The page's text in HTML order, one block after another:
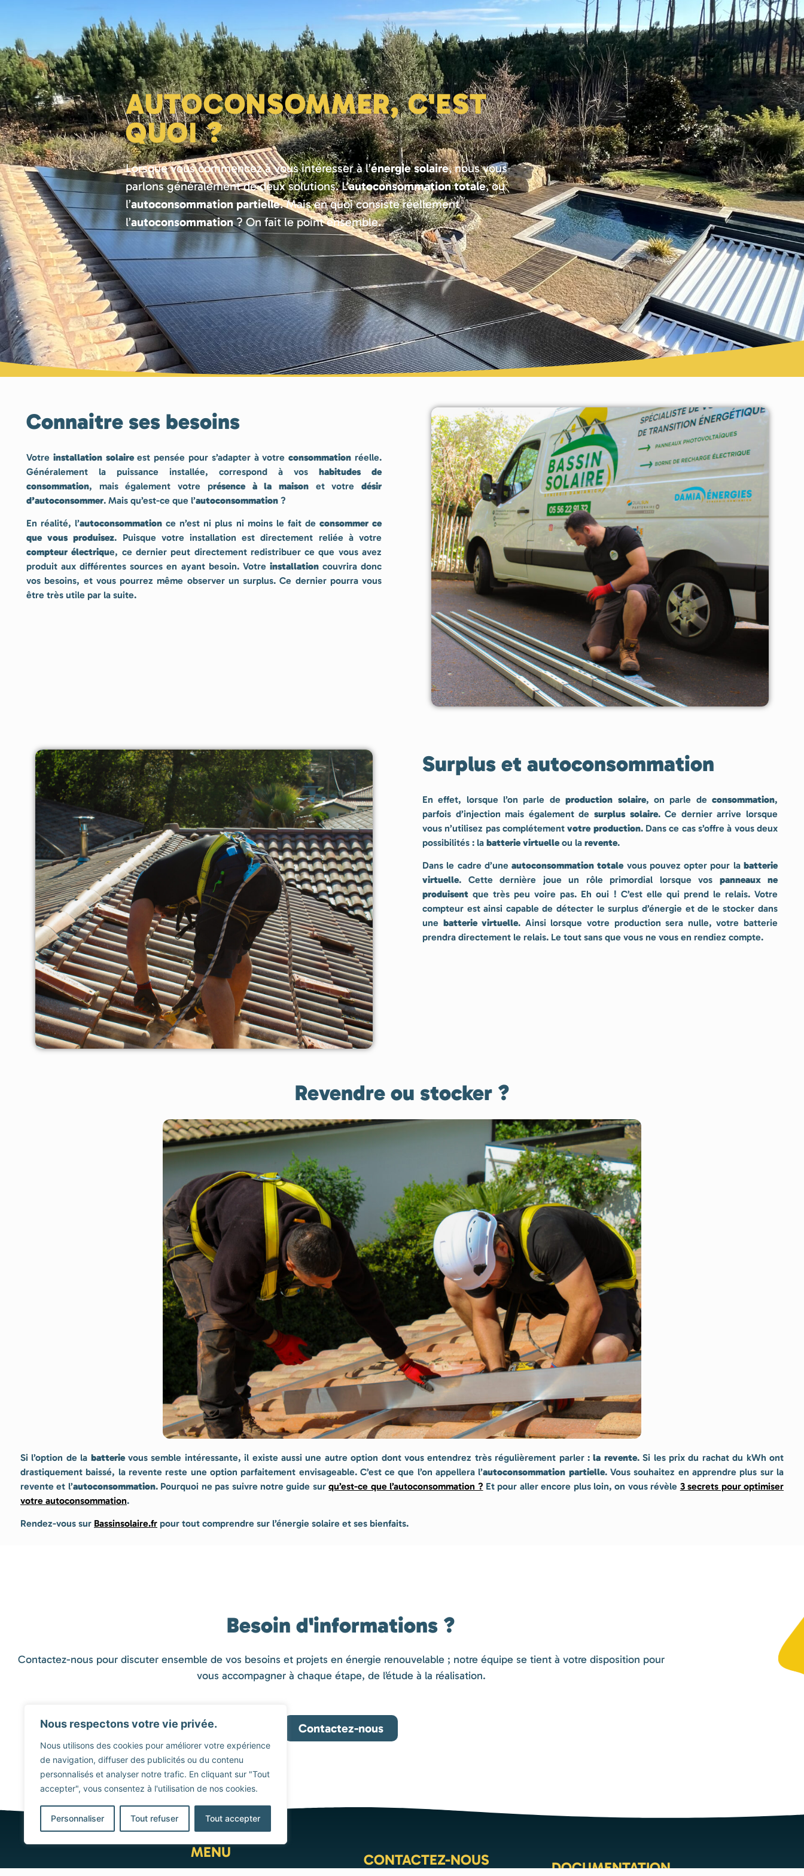
Nous respectons votre vie privée.
Nous utilisons des cookies pour améliorer votre expérience
de navigation, diffuser des publicités ou du contenu
personnalisés et analyser notre trafic. En cliquant sur "Tout
accepter", vous consentez à l'utilisation de nos cookies.
Personnaliser Tout refuser Tout accepter
AUTOCONSOMMER, C'EST
QUOI ?
Lorsque vous commencez à vous intéresser à l’énergie solaire, nous vous
parlons généralement de deux solutions. L’autoconsommation totale, ou
l’autoconsommation partielle. Mais en quoi consiste réellement
l’autoconsommation? On fait le point ensemble.
Connaitre ses besoins
Votre installation solaireest pensée pour s’adapter à votreconsommation réelle.
Généralement la puissance installée, correspond à vos habitudes de
consommation, mais également votre présence à la maisonet votredésir
d’autoconsommer. Mais qu’est-ce que l’autoconsommation ?
En réalité, l’autoconsommation ce n’est ni plus ni moins le fait de consommer ce
que vous produisez. Puisque votre installation est directement reliée à votre
compteur électrique, ce dernier peut directement redistribuer ce que vous avez
produit aux différentes sources en ayant besoin. Votre installationcouvrira donc
vos besoins, et vous pourrez même observer un surplus. Ce dernier pourra vous
être très utile par la suite.
Surplus et autoconsommation
En effet, lorsque l’on parle deproduction solaire, on parle deconsommation,
parfois d’injection mais également de surplus solaire. Ce dernier arrive lorsque
vous n’utilisez pas complétementvotre production. Dans ce cas s’offre à vous deux
possibilités : la batterie virtuelleou la revente.
Dans le cadre d’uneautoconsommation totalevous pouvez opter pour labatterie
virtuelle. Cette dernière joue un rôle primordial lorsque vos panneaux ne
produisent que très peu voire pas. Eh oui ! C’est elle qui prend le relais. Votre
compteur est ainsi capable de détecter le surplus d’énergie et de le stocker dans
une batterie virtuelle. Ainsi lorsque votre production sera nulle, votre batterie
prendra directement le relais. Le tout sans que vous ne vous en rendiez compte.
Revendre ou stocker ?
Si l’option de la batterievous semble intéressante, il existe aussi une autre option dont vous entendrez très régulièrement parler : la revente. Si les prix du rachat du kWh ont
drastiquement baissé, la revente reste une option parfaitement envisageable. C’est ce que l’on appellera l’autoconsommation partielle. Vous souhaitez en apprendre plus sur la
revente et l’autoconsommation. Pourquoi ne pas suivre notre guide surqu’est-ce que l’autoconsommation ? Et pour aller encore plus loin, on vous révèle 3 secrets pour optimiser
votre autoconsommation.
Rendez-vous sur Bassinsolaire.fr pour tout comprendre sur l’énergie solaire et ses bienfaits.
Besoin d'informations ?
Contactez-nous pour discuter ensemble de vos besoins et projets en énergie renouvelable ; notre équipe se tient à votre disposition pour
vous accompagner à chaque étape, de l’étude à la réalisation.
Contactez-nous
MENU CONTACTEZ-NOUS DOCUMENTATION